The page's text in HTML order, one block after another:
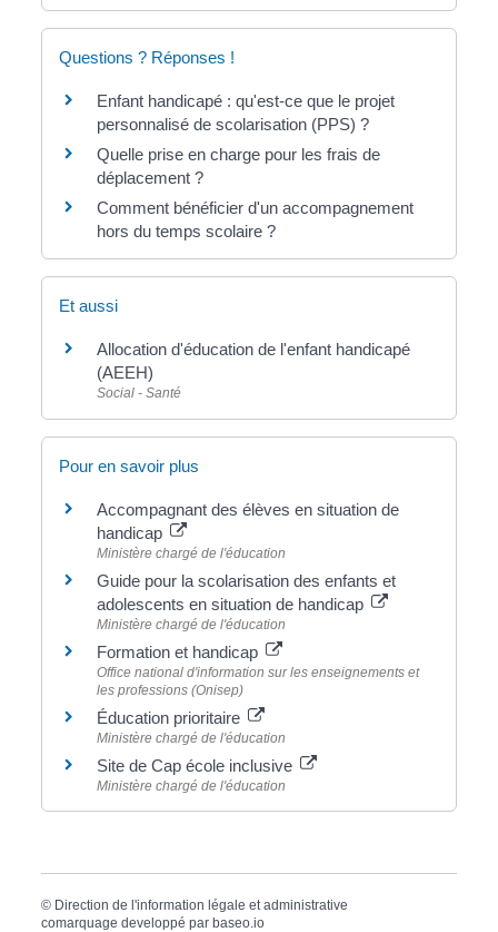
Questions ? Réponses !
Enfant handicapé : qu'est-ce que le projet
personnalisé de scolarisation (PPS) ?
Quelle prise en charge pour les frais de
déplacement ?
Comment bénéficier d'un accompagnement
hors du temps scolaire ?
Et aussi
Allocation d'éducation de l'enfant handicapé
(AEEH)
Social - Santé
Pour en savoir plus
Accompagnant des élèves en situation de
handicap
Ministère chargé de l'éducation
Guide pour la scolarisation des enfants et
adolescents en situation de handicap
Ministère chargé de l'éducation
Formation et handicap
Office national d'information sur les enseignements et
les professions (Onisep)
Éducation prioritaire
Ministère chargé de l'éducation
Site de Cap école inclusive
Ministère chargé de l'éducation
© Direction de l'information légale et administrative
comarquage developpé parbaseo.io